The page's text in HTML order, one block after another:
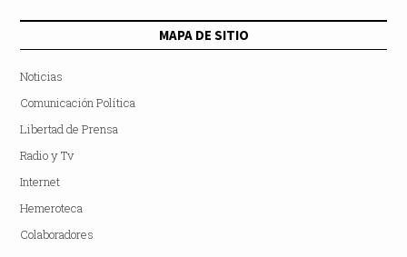
MAPA DE SITIO
Noticias
Comunicación Política
Libertad de Prensa
Radio y Tv
Internet
Hemeroteca
Colaboradores